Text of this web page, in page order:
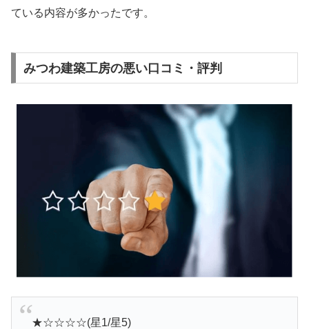
ている内容が多かったです。
みつわ建築工房の悪い口コミ・評判
★☆☆☆☆(星1/星5)